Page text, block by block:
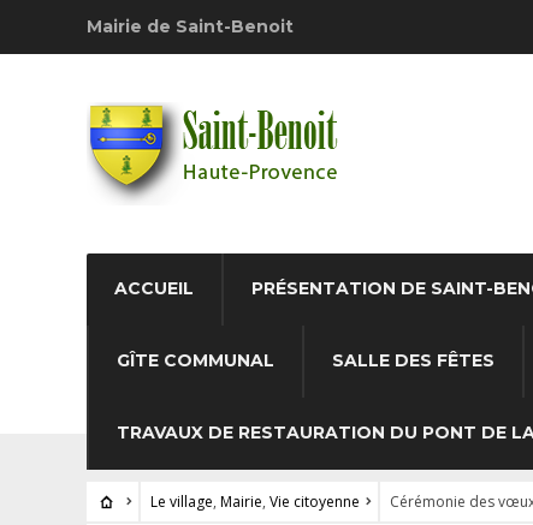
Mairie de Saint-Benoit
ACCUEIL PRÉSENTATION DE SAINT-
GÎTE COMMUNAL SALLE DES FÊTES
TRAVAUX DE RESTAURATION DU PONT DE
Le village, Mairie, Vie citoyenne Cérémonie des